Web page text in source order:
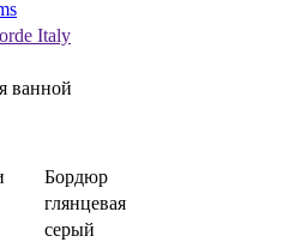
Italy
ванной
Бордюр
глянцевая
серый